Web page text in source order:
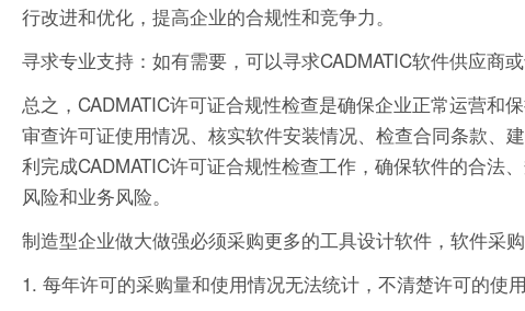
行改进和优化，提高企业的合规性和竞争力。
寻求专业支持：如有需要，可以寻求CADMATIC软件供应商
总之，CADMATIC许可证合规性检查是确保企业正常运营和
审查许可证使用情况、核实软件安装情况、检查合同条款、
利完成CADMATIC许可证合规性检查工作，确保软件的合法
风险和业务风险。
制造型企业做大做强必须采购更多的工具设计软件，软件采
1. 每年许可的采购量和使用情况无法统计，不清楚许可的